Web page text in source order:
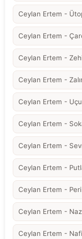
Ceylan Ertem -
Ceylan Ertem -
Ceylan Ertem -
Ceylan Ertem -
Ceylan Ertem -
Ceylan Ertem -
Ceylan Ertem -
Ceylan Ertem -
Ceylan Ertem - Peri
Ceylan Ertem -
Ceylan Ertem -